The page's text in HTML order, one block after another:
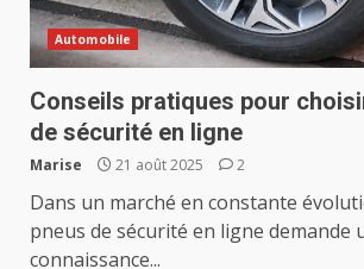
Automobile
Conseils pratiques pour
de sécurité en ligne
Marise 21 août 2025 2
Dans un marché en constante
pneus de sécurité en ligne demande
connaissance...